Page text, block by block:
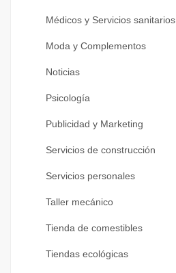
Médicos y Servicios sanitarios
Moda y Complementos
Noticias
Psicología
Publicidad y Marketing
Servicios de construcción
Servicios personales
Taller mecánico
Tienda de comestibles
Tiendas ecológicas